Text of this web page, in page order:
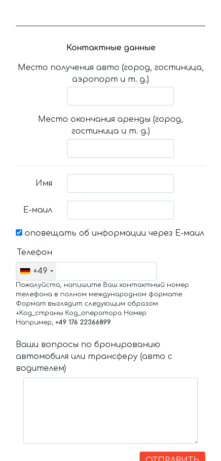
Контактные данные
Место получения авто (город, гостиница,
аэропорт и т. д.)
Место окончания аренды (город,
гостиница и т. д.)
Имя
Е-маил
оповещать об информации через Е-маил
Телефон
+49
Пожалуйста, напишите Ваш контактный номер
телефона в полном международном формате.
Формат выглядит следующим образом:
+Код_страны Код_оператора Номер
Например, +49 176 22366899
Ваши вопросы по бронированию
автомобиля или трансферу (авто с
водителем)